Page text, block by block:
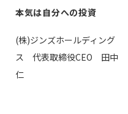
本気は自分への投資
(株)ジンズホールディング
ス 代表取締役CEO 田中
仁